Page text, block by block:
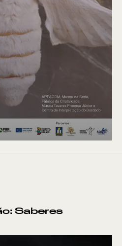
Saberes